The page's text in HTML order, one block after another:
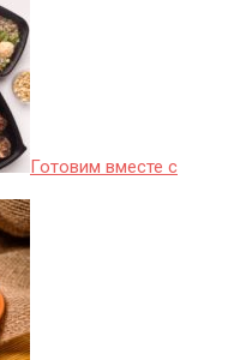
Готовим вместе с